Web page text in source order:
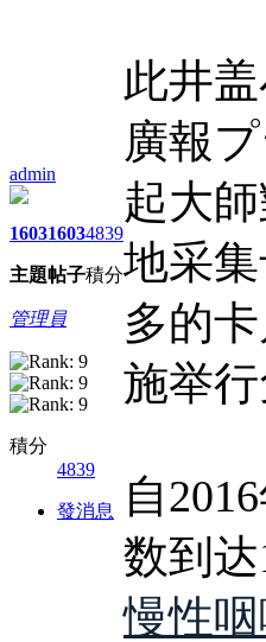
admin
1603
主題
1603
帖子
4839
積分
管理員
積分
4839
發消息
此井
廣報
起大
地采
多的
施举行
自
数到
慢性